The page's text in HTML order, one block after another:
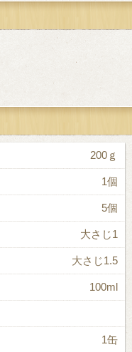
200ｇ
1個
5個
大さじ1
大さじ1.5
100ml
1缶